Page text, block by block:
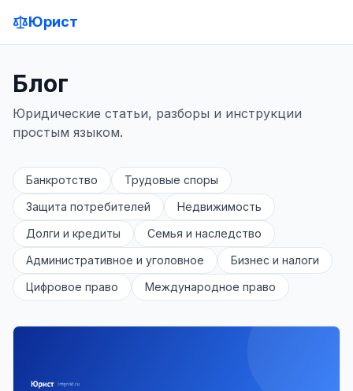
Юрист
Блог
Юридические статьи, разборы и инструкции
простым языком.
Банкротство
Трудовые споры
Защита потребителей
Недвижимость
Долги и кредиты
Семья и наследство
Административное и уголовное
Бизнес и налоги
Цифровое право
Международное право